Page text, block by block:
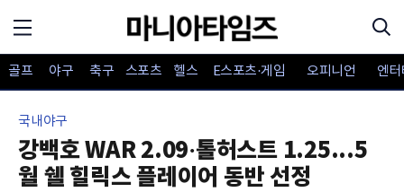
골프 야구 축구 스포츠 헬스 E스포츠·게임 오피니언 엔
국내야구
강백호 WAR 2.09·톨허스트 1.25...5
월 쉘 힐릭스 플레이어 동반 선정